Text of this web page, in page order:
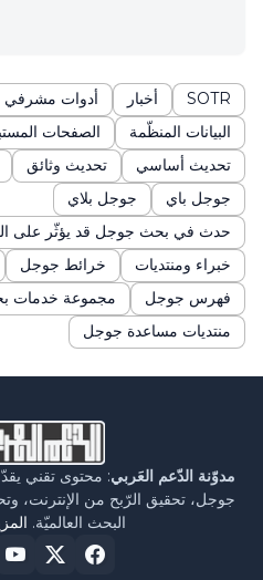
SOTR أخبار أدوات مشرفي
البيانات المنظّمة
الصفحات
تحديث أساسي
تحديث وثائق
جوجل باي
جوجل بلاي
حدث في بحث جوجل قد يؤثّر على
خبراء ومنتديات
خرائط جوجل
فهرس جوجل
مجموعة خدمات
منتديات مساعدة جوجل
مدوّنة الدّعم العَربي: محتوى تقني
جوجل، تحقيق الرّبح من الإنترنت،
البحث العالميّة.